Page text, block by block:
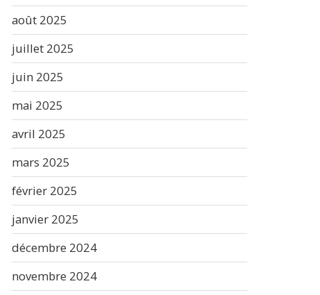
août 2025
juillet 2025
juin 2025
mai 2025
avril 2025
mars 2025
février 2025
janvier 2025
décembre 2024
novembre 2024